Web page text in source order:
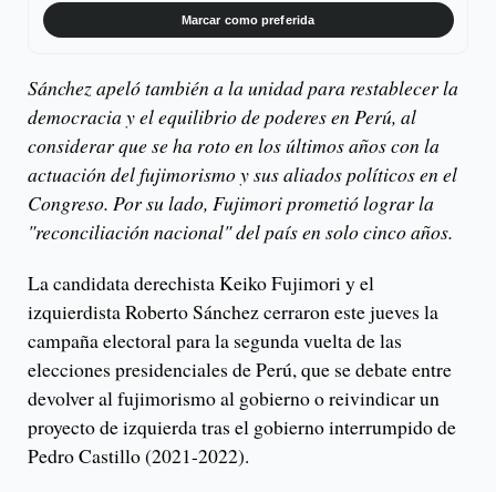
Marcar como preferida
Sánchez apeló también a la unidad para restablecer la
democracia y el equilibrio de poderes en Perú, al
considerar que se ha roto en los últimos años con la
actuación del fujimorismo y sus aliados políticos en el
Congreso. Por su lado, Fujimori prometió lograr la
"reconciliación nacional" del país en solo cinco años.
La candidata derechista Keiko Fujimori y el
izquierdista Roberto Sánchez cerraron este jueves la
campaña electoral para la segunda vuelta de las
elecciones presidenciales de Perú, que se debate entre
devolver al fujimorismo al gobierno o reivindicar un
proyecto de izquierda tras el gobierno interrumpido de
Pedro Castillo (2021-2022).